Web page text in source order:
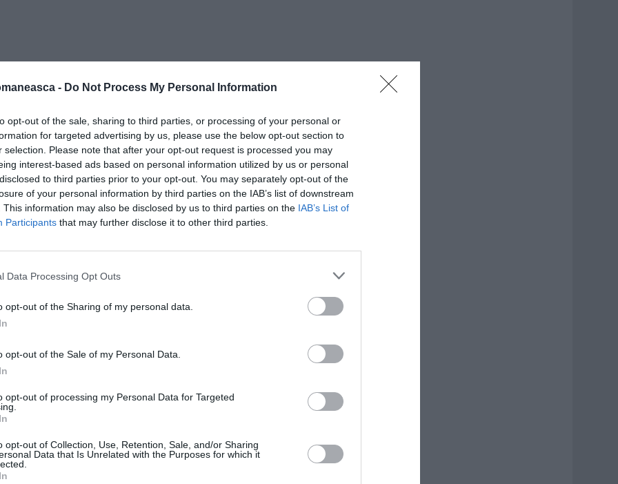
- Do Not Process My Personal Information
opt-out of the sale, sharing to third parties, or processing of your personal or
for targeted advertising by us, please use the below opt-out section to
selection. Please note that after your opt-out request is processed you may
interest-based ads based on personal information utilized by us or personal
to third parties prior to your opt-out. You may separately opt-out of the
of your personal information by third parties on the IAB’s list of downstream
This information may also be disclosed by us to third parties on the IAB’s List of
Participants that may further disclose it to other third parties.
Data Processing Opt Outs
opt-out of the Sharing of my personal data.
opt-out of the Sale of my Personal Data.
opt-out of processing my Personal Data for Targeted
opt-out of Collection, Use, Retention, Sale, and/or Sharing
Data that Is Unrelated with the Purposes for which it
a dezvăluit că mii de femei, dintre care
abuzurilor de ordin fizic și psihic, sub
și inacceptabilă pentru o Uniune
sale fundamentale apărarea drepturilor
unei adevărate egalități de gen și
de situații arată că mai sunt foarte
omului în general, și cele ale femeilor în
nivelul Uniunii Europene.
European nu pot
astfel de realități